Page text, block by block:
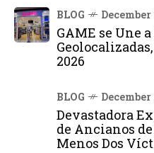
BLOG December
GAME se Une
2026
BLOG December
Devastadora
de Ancianos
Menos Dos